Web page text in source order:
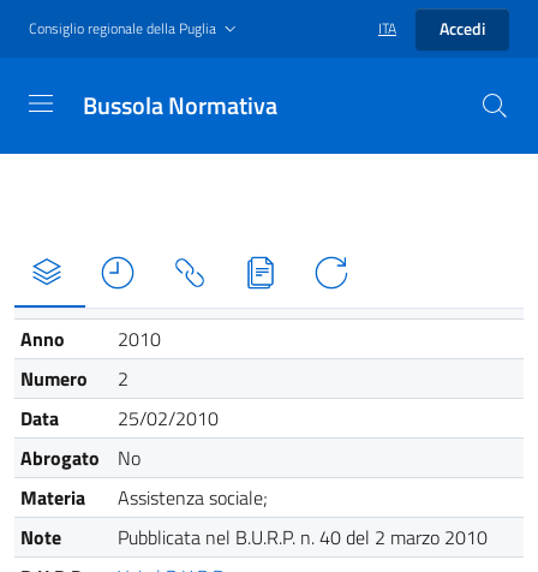
Consiglio regionale della Puglia ITA Accedi
Bussola Normativa
Anno
2010
Numero
2
Data
25/02/2010
Abrogato
No
Materia
Assistenza sociale;
Note
Pubblicata nel B.U.R.P. n. 40 del 2 marzo 2010